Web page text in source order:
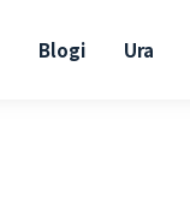
Blogi Ura